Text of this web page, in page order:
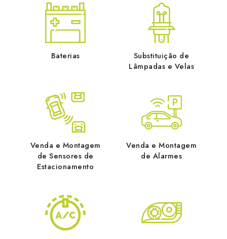
Baterias
Substituição de
Lâmpadas e Velas
Venda e Montagem
de Sensores de
Estacionamento
Venda e Montagem
de Alarmes